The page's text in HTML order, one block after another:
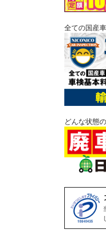
全ての国産
どんな状態